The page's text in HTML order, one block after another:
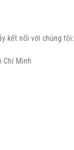
kết nối với chúng tôi:
Chí Minh